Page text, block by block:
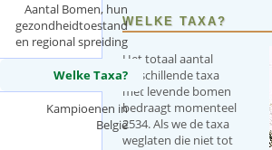
Aantal Bomen, hun
gezondheidtoestand
en regional spreiding
Welke Taxa?
a
c
t
i
Kampioenen in
België
WELKE TAXA?
Het totaal aantal
verschillende taxa
met levende bomen
bedraagt momenteel
2534. Als we de taxa
weglaten die niet tot